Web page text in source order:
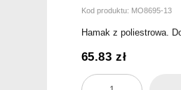
Kod produktu: MO8695-13
Hamak z poliestrowa.
65.83zł
ilość